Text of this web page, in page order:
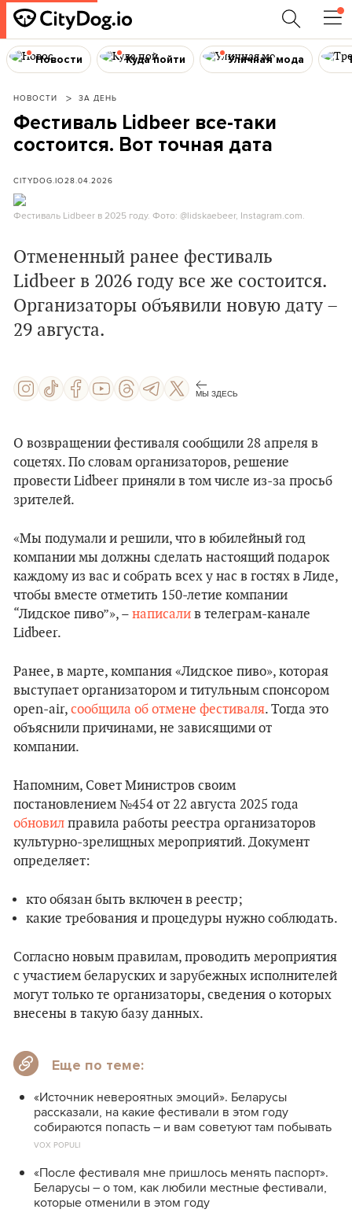
Новости Куда пойти Уличная мода
НОВОСТИ ЗА ДЕНЬ
Фестиваль Lidbeer все-таки
состоится. Вот точная дата
CITYDOG.IO28.04.2026
Фестиваль Lidbeer в 2025 году. Фото: @lidskaebeer, Instagram.com.
Отмененный ранее фестиваль
Lidbeer в 2026 году все же состоится.
Организаторы объявили новую дату –
29 августа.
МЫ ЗДЕСЬ
О возвращении фестиваля сообщили 28 апреля в
соцетях. По словам организаторов, решение
провести Lidbeer приняли в том числе из-за просьб
зрителей.
«Мы подумали и решили, что в юбилейный год
компании мы должны сделать настоящий подарок
каждому из вас и собрать всех у нас в гостях в Лиде,
чтобы вместе отметить 150-летие компании
“Лидское пиво”», – написали в телеграм-канале
Lidbeer.
Ранее, в марте, компания «Лидское пиво», которая
выступает организатором и титульным спонсором
open-air, сообщила об отмене фестиваля. Тогда это
объяснили причинами, не зависящими от
компании.
Напомним, Совет Министров своим
постановлением №454 от 22 августа 2025 года
обновил правила работы реестра организаторов
культурно-зрелищных мероприятий. Документ
определяет:
кто обязан быть включен в реестр;
какие требования и процедуры нужно соблюдать.
Согласно новым правилам, проводить мероприятия
с участием беларуских и зарубежных исполнителей
могут только те организаторы, сведения о которых
внесены в такую базу данных.
Еще по теме:
«Источник невероятных эмоций». Беларусы
рассказали, на какие фестивали в этом году
собираются попасть – и вам советуют там побывать
VOX POPULI
«После фестиваля мне пришлось менять паспорт».
Беларусы – о том, как любили местные фестивали,
которые отменили в этом году